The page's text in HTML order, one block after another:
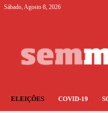
Sábado, Agosto 8, 2026
ELEIÇÕES COVID-19